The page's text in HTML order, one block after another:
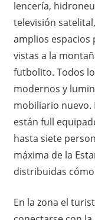
lencería,
televisión
amplios espacios
vistas a la
futbolito. Todos
modernos y
mobiliario
están full
hasta siete
máxima de la
distribuidas
En la zona el